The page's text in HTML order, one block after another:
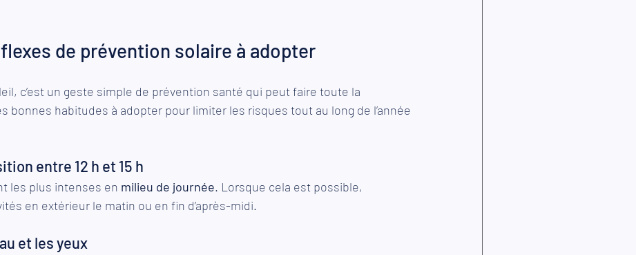
de prévention solaire à adopter
c’est un geste simple de prévention santé qui peut faire toute la
bonnes habitudes à adopter pour limiter les risques tout au long de l’année
entre 12 h et 15 h
les plus intenses en milieu de journée. Lorsque cela est possible,
en extérieur le matin ou en fin d’après-midi.
et les yeux